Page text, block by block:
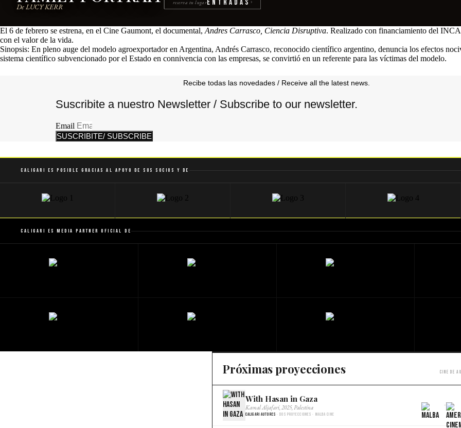
De LUCY KERR
reserva tu lugarEntradas ›
El 6 de febrero se estrena, en el Cine Gaumont, el documental, Andres Carrasco, Ciencia Disruptiva. Realizado con financiamiento del
con el valor de la vida.
Sinopsis: En pleno auge del modelo agroexportador en Argentina, Andrés Carrasco, reconocido científico argentino, denuncia los efectos
sistema científico subvencionado por el Estado en connivencia con las empresas, se convirtió en un referente para las víctimas del modelo.
Recibe todas las novedades / Receive all the latest news.
Suscribite a nuestro Newsletter / Subscribe to our newsletter.
Email
SUSCRIBITE/ SUBSCRIBE
Caligari es posible gracias al apoyo de sus socios y de
Caligari es Media Partner Oficial de
Próximas proyecciones Cine de
With Hasan in Gaza
Kamal Aljafari, 2025, Palestina
Caligari Autores · Dos proyecciones · Malba Cine
×